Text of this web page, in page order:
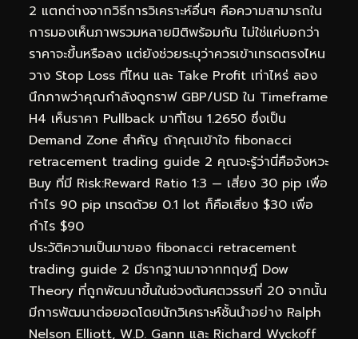
2 แตกต่างจากวิธีการวิเคราะห์อื่นๆ คือความสามารถใน
การมองเห็นภาพรวมหลายมิติพร้อมกัน ไม่ใช่แค่บอกว่า
ราคาจะขึ้นหรือลง แต่ยังช่วยระบุว่าควรเข้าเทรดตรงไหน
วาง Stop Loss ที่ไหน และ Take Profit เท่าไหร่ ลอง
นึกภาพว่าคุณกำลังดูกราฟ GBP/USD ใน Timeframe
H4 เห็นราคา Pullback มาที่โซน 1.2650 ซึ่งเป็น
Demand Zone สำคัญ ถ้าคุณเข้าใจ fibonacci
retracement trading guide 2 คุณจะรู้ว่านี่คือจังหวะ
Buy ที่มี Risk:Reward Ratio 1:3 — เสี่ยง 30 pip เพื่อ
กำไร 90 pip เทรดด้วย 0.1 lot ก็คือเสี่ยง $30 เพื่อ
กำไร $90
ประวัติความเป็นมาของ fibonacci retracement
trading guide 2 มีรากฐานมาจากทฤษฎี Dow
Theory ที่ถูกพัฒนาขึ้นในช่วงต้นศตวรรษที่ 20 จากนั้น
มีการพัฒนาต่อยอดโดยนักวิเคราะห์ชั้นนำอย่าง Ralph
Nelson Elliott, W.D. Gann และ Richard Wyckoff